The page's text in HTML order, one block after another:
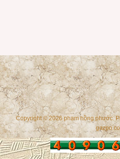
Copyright © 2026 phạm hồng phước.